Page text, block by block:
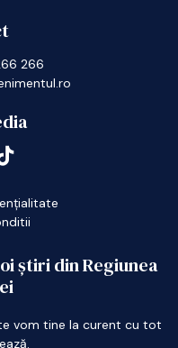
266
știri din Regiunea
vom tine la curent cu tot